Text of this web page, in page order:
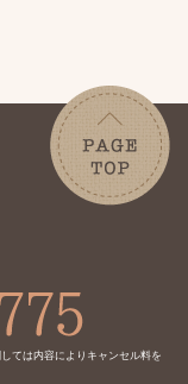
ては内容により キャンセル料を